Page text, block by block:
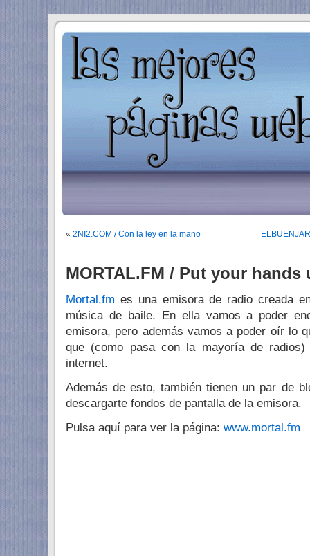
« 2NI2.COM / Con la ley en la mano
MORTAL.FM / Put your
Mortal.fm es una emisora de radio creada
música de baile. En ella vamos a poder
emisora, pero además vamos a poder oír lo
que (como pasa con la mayoría de
internet.
Además de esto, también tienen un par de
descargarte fondos de pantalla de la emisora.
Pulsa aquí para ver la página: www.mortal.fm